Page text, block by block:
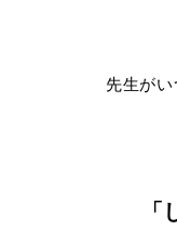
先生が
「